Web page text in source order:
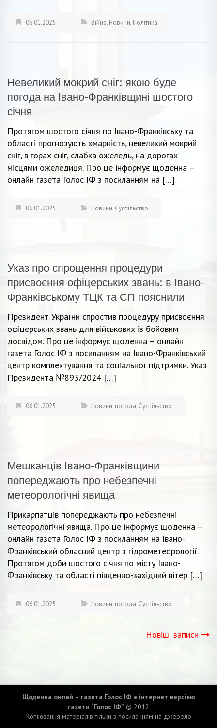
06.01.2025 Війна, Новини, Політика
Невеликий мокрий сніг: якою буде
погода на Івано-Франківщині шостого
січня
Протягом шостого січня по Івано-Франківську та
області прогнозують хмарність, невеликий мокрий
сніг, в горах сніг, слабка ожеледь, на дорогах
місцями ожеледиця. Про це інформує щоденна –
онлайн газета Голос ІФ з посиланням на […]
06.01.2025 Новини, Суспільство
Указ про спрощення процедури
присвоєння офіцерських звань: в Івано-
Франківському ТЦК та СП пояснили
Президент України спростив процедуру присвоєння
офіцерських звань для військових із бойовим
досвідом. Про це інформує щоденна – онлайн
газета Голос ІФ з посиланням на Івано-Франківський
центр комплектування та соціальної підтримки. Указ
Президента №893/2024 […]
06.01.2025 Новини, погода, Суспільство
Мешканців Івано-Франківщини
попереджають про небезпечні
метеорологічні явища
Прикарпатців попереджають про небезпечні
метеорологічні явища. Про це інформує щоденна –
онлайн газета Голос ІФ з посиланням на Івано-
Франківський обласний центр з гідрометеорології.
Протягом доби шостого січня по місту Івано-
Франківську та області південно-західний вітер […]
06.01.2025 Новини, погода, Суспільство
Новіші записи
Щоденна онлай – газета Голос ІФ є інтернет версією
газети “Голос ІФ” © 2012
Копіювання матеріалів тільки з посиланням на джерело